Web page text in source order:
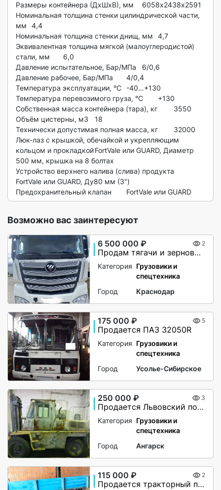
Размеры контейнера (ДхШхВ), мм	6058х2438х2591
Номинальная толщина стенки цилиндрической части,
мм	4,4
Номинальная толщина стенки днищ, мм	4,7
Эквивалентная толщина мягкой (малоуглеродистой)
стали, мм	6,0
Давление испытательное, Бар/МПа	6/0,6
Давление рабочее, Бар/МПа 	4/0,4
Температура эксплуатации, °С	-40…+130
Температура перевозимого груза, °С	+130
Собственная масса контейнера (тара), кг	3550
Объём цистерны, м3	18
Технически допустимая полная масса, кг	32000
Люк-лаз с крышкой, обечайкой и укрепляющим
кольцом и прокладкой	FortVale или GUARD, Диаметр
500 мм, крышка на 8 болтах
Устройство верхнего налива (слива) продукта
FortVale или GUARD, Ду80 мм (3")
Предохранительный клапан	FortVale или GUARD
Возможно вас заинтересуют
6 500 000 ₽ 2
Продам тягачи и зерновозы
Категория Грузовики и
спецтехника
Город
Краснодар
175 000 ₽ 5
Продается ПАЗ 32050R
Категория Грузовики и
спецтехника
Город
Усолье-Сибирское
250 000 ₽ 3
Продается Львовский погрузчи
Категория Грузовики и
спецтехника
Город
Ангарск
115 000 ₽ 2
Продается тракторный прицеп 2ПТС-4